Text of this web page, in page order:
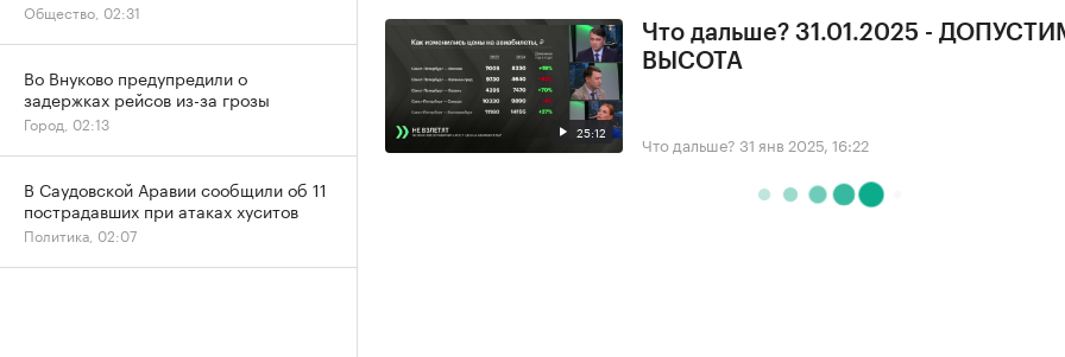
25:12
Что дальше? 31.01.2025 -
ВЫСОТА
Что дальше? 31 янв 2025, 16:22
Общество, 02:31
Во Внуково предупредили о
задержках рейсов из-за грозы
Город, 02:13
В Саудовской Аравии сообщили об 11
пострадавших при атаках хуситов
Политика, 02:07